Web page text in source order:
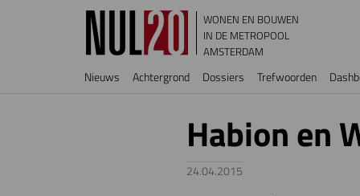
Overslaan en naar de inhoud gaan
WONEN EN BOUWEN
IN DE METROPOOL
AMSTERDAM
Hoofdnavigatie
Nieuws Achtergrond Dossiers Trefwoorden
Habion en
24.04.2015